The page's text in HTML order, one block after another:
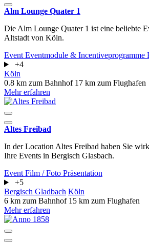
Alm Lounge Quater 1
Die Alm Lounge Quater 1 ist eine beliebte
Altstadt von Köln.
Event Eventmodule & Incentiveprogramme
+4
Köln
0.8 km zum Bahnhof 17 km zum Flughafen
Mehr erfahren
Altes Freibad
In der Location Altes Freibad haben Sie
Ihre Events in Bergisch Glasbach.
Event Film / Foto Präsentation
+5
Bergisch Gladbach Köln
6 km zum Bahnhof 15 km zum Flughafen
Mehr erfahren